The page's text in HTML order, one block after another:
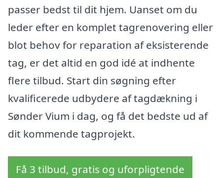
passer bedst til dit hjem. Uanset om du
leder efter en komplet tagrenovering eller
blot behov for reparation af eksisterende
tag, er det altid en god idé at indhente
flere tilbud. Start din søgning efter
kvalificerede udbydere af tagdækning i
Sønder Vium i dag, og få det bedste ud af
dit kommende tagprojekt.
Få 3 tilbud, gratis og uforpligtende